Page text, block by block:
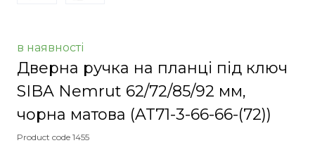
в наявності
Дверна ручка на планці під ключ
SIBA Nemrut 62/72/85/92 мм,
чорна матова (AT71-3-66-66-(72))
Product code 1455